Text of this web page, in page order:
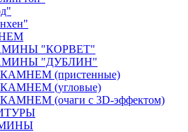
"КОРВЕТ"
"ДУБЛИН"
(пристенные)
(угловые)
(очаги с 3D-эффектом)